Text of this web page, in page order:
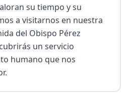
su tiempo y su
a visitarnos en nuestra
del Obispo Pérez
un servicio
humano que nos